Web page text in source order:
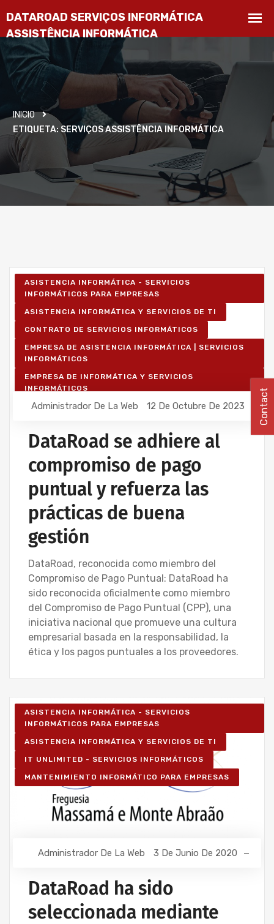
INICIO
ETIQUETA: SERVIÇOS ASSISTÊNCIA INFORMÁTICA
ASISTENCIA INFORMÁTICA - SERVICIOS
INFORMÁTICOS PARA EMPRESAS
ASISTENCIA INFORMÁTICA Y SERVICIOS DE TI
CONTRATO DE SERVICIOS INFORMÁTICOS
EMPRESA DE ASISTENCIA INFORMÁTICA | SERVICIOS
INFORMÁTICOS
EMPRESA DE INFORMÁTICA Y SERVICIOS
INFORMÁTICOS
Administrador De La Web 12 De Octubre De 2023
DataRoad se adhiere al
compromiso de pago
puntual y refuerza las
prácticas de buena
gestión
DataRoad, reconocida como miembro del
Compromiso de Pago Puntual: DataRoad ha
sido reconocida oficialmente como miembro
del Compromiso de Pago Puntual (CPP), una
iniciativa nacional que promueve una cultura
empresarial basada en la responsabilidad, la
ética y los pagos puntuales a los proveedores.
ASISTENCIA INFORMÁTICA - SERVICIOS
INFORMÁTICOS PARA EMPRESAS
ASISTENCIA INFORMÁTICA Y SERVICIOS DE TI
IT UNLIMITED - SERVICIOS INFORMÁTICOS
MANTENIMIENTO INFORMÁTICO PARA EMPRESAS
Administrador De La Web 3 De Junio De 2020
DataRoad ha sido
seleccionada mediante
Contact